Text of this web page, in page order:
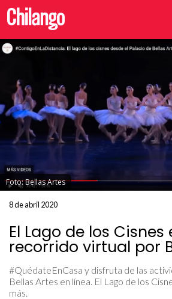
Foto: Bellas Artes
8 de abril 2020
El Lago de los
recorrido virtual por
#QuédateEnCasa y disfruta de las
Bellas Artes en línea. El Lago de los
más.